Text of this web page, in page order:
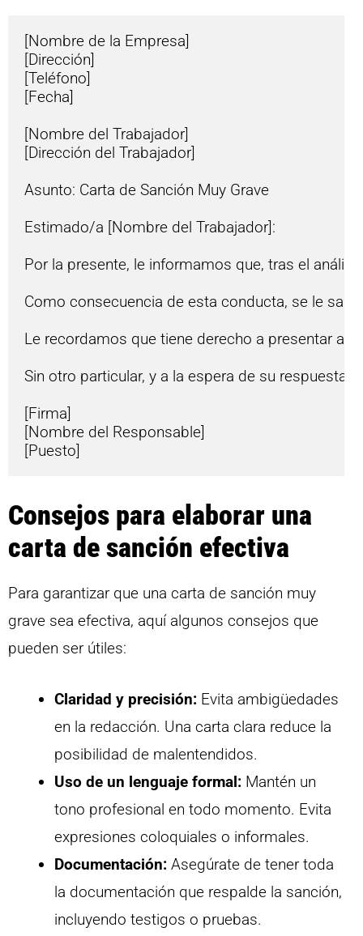
[Nombre de la Empresa]
[Dirección]
[Teléfono]
[Fecha]
[Nombre del Trabajador]
[Dirección del Trabajador]
Asunto: Carta de Sanción Muy Grave
Estimado/a [Nombre del Trabajador]:
Por la presente, le informamos que, tras el
Como consecuencia de esta conducta, se le
Le recordamos que tiene derecho a presentar
Sin otro particular, y a la espera de su respuesta,
[Firma]
[Nombre del Responsable]
Consejos para elaborar una
carta de sanción efectiva
Para garantizar que una carta de sanción muy
grave sea efectiva, aquí algunos consejos que
pueden ser útiles:
Claridad y precisión: Evita ambigüedades
en la redacción. Una carta clara reduce la
posibilidad de malentendidos.
Uso de un lenguaje formal: Mantén un
tono profesional en todo momento. Evita
expresiones coloquiales o informales.
Documentación: Asegúrate de tener toda
la documentación que respalde la sanción,
incluyendo testigos o pruebas.